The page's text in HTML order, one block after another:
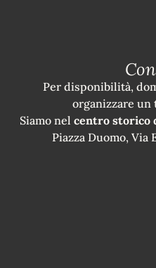
Per disponibilità,
organizzare
Siamo nel centro storico
Piazza Duomo, Via